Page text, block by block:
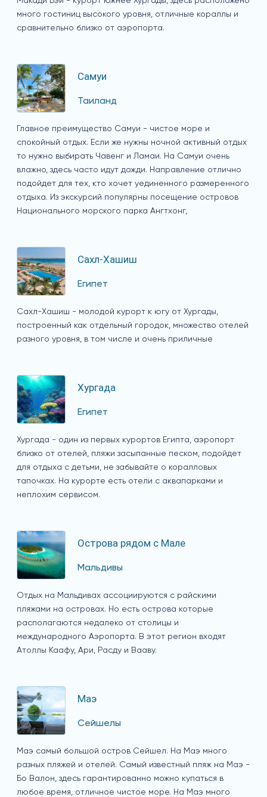
много гостиниц высокого уровня, отличные кораллы и
сравнительно близко от аэропорта.
Самуи
Таиланд
Главное преимущество Самуи - чистое море и
спокойный отдых. Если же нужны ночной активный отдых
то нужно выбирать Чавенг и Ламаи. На Самуи очень
влажно, здесь часто идут дожди. Направление отлично
подойдет для тех, кто хочет уединенного размеренного
отдыха. Из экскурсий популярны посещение островов
Национального морского парка Ангтхонг,
Сахл-Хашиш
Египет
Сахл-Хашиш - молодой курорт к югу от Хургады,
построенный как отдельный городок, множество отелей
разного уровня, в том числе и очень приличные
Хургада
Египет
Хургада - один из первых курортов Египта, аэропорт
близко от отелей, пляжи засыпанные песком, подойдет
для отдыха с детьми, не забывайте о коралловых
тапочках. На курорте есть отели с аквапарками и
неплохим сервисом.
Острова рядом с Мале
Мальдивы
Отдых на Мальдивах ассоциируются с райскими
пляжами на островах. Но есть острова которые
располагаются недалеко от столицы и
международного Аэропорта. В этот регион входят
Атоллы Каафу, Ари, Расду и Вааву.
Маэ
Сейшелы
Маэ самый большой остров Сейшел. На Маэ много
разных пляжей и отелей. Самый известный пляж на Маэ -
Бо Валон, здесь гарантированно можно купаться в
любое время, отличное чистое море. На Маэ много